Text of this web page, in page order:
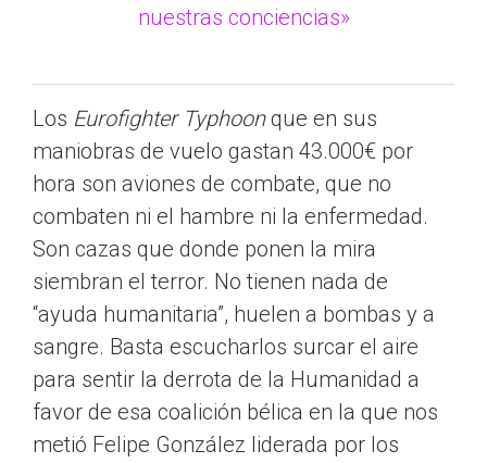
nuestras conciencias»
Los Eurofighter Typhoonque en sus
maniobras de vuelo gastan 43.000€ por
hora son aviones de combate, que no
combaten ni el hambre ni la enfermedad.
Son cazas que donde ponen la mira
siembran el terror. No tienen nada de
“ayuda humanitaria”, huelen a bombas y a
sangre. Basta escucharlos surcar el aire
para sentir la derrota de la Humanidad a
favor de esa coalición bélica en la que nos
metió Felipe González liderada por los